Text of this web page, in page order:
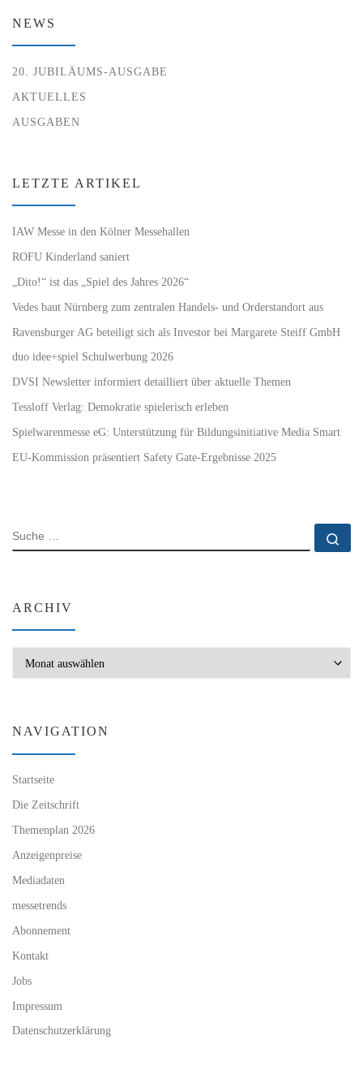
NEWS
20. JUBILÄUMS-AUSGABE
AKTUELLES
AUSGABEN
LETZTE ARTIKEL
IAW Messe in den Kölner Messehallen
ROFU Kinderland saniert
„Dito!“ ist das „Spiel des Jahres 2026“
Vedes baut Nürnberg zum zentralen Handels- und Orderstandort aus
Ravensburger AG beteiligt sich als Investor bei Margarete Steiff GmbH
duo idee+spiel Schulwerbung 2026
DVSI Newsletter informiert detailliert über aktuelle Themen
Tessloff Verlag: Demokratie spielerisch erleben
Spielwarenmesse eG: Unterstützung für Bildungsinitiative Media Smart
EU-Kommission präsentiert Safety Gate-Ergebnisse 2025
SUCHE
ARCHIV
NAVIGATION
Startseite
Die Zeitschrift
Themenplan 2026
Anzeigenpreise
Mediadaten
messetrends
Abonnement
Kontakt
Jobs
Impressum
Datenschutzerklärung